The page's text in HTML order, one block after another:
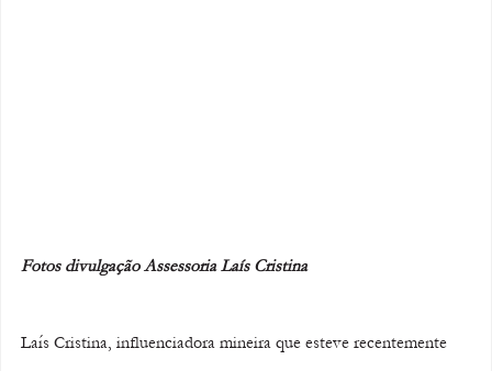
Fotos divulgação Assessoria Laís Cristina
Laís Cristina, influenciadora mineira que esteve recentemente